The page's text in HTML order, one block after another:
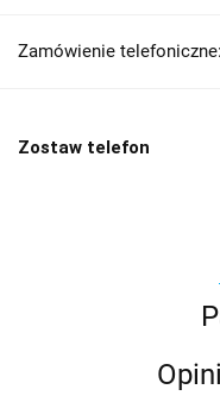
Zamówienie
Zostaw telefon